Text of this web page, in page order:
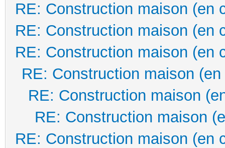
RE: Construction maison (en
RE: Construction maison (en
RE: Construction maison (en
RE: Construction maison
RE: Construction maison
RE: Construction maison
RE: Construction maison (en